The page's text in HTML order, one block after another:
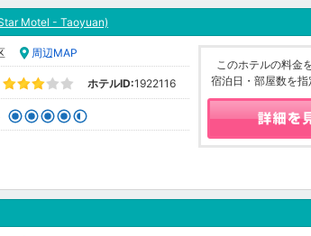
Motel - Taoyuan)
周辺MAP
ホテルID:1922116
このホテルの料金
宿泊日・部屋数を